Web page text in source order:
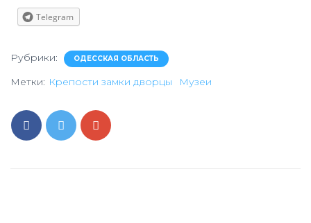
Telegram
Рубрики: ОДЕССКАЯ ОБЛАСТЬ
Метки: Крепости замки дворцы Музеи